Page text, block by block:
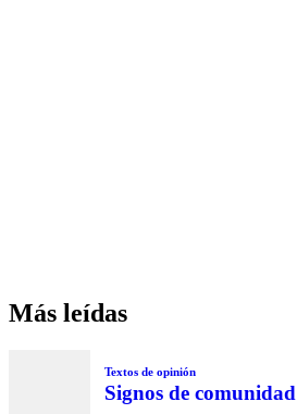
Más leídas
Textos de opinión
Signos de comunidad